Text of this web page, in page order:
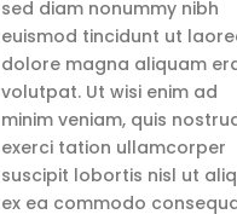
sed diam nonummy nibh
euismod tincidunt ut
dolore magna aliquam
volutpat. Ut wisi enim ad
minim veniam, quis
exerci tation ullamcorper
suscipit lobortis nisl ut
ex ea commodo